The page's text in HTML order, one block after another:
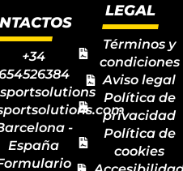
+34
-
España
LEGAL
Términos y
condiciones
Aviso legal
Política de
privacidad
Política de
cookies